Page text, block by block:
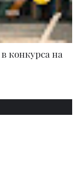
конкурса на